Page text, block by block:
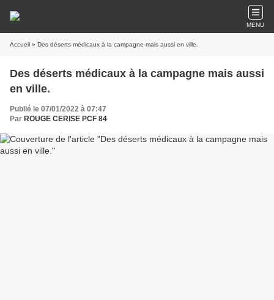
MENU
Accueil » Des déserts médicaux à la campagne mais aussi en ville.
Des déserts médicaux à la campagne mais aussi
en ville.
Publié le 07/01/2022 à 07:47
Par ROUGE CERISE PCF 84